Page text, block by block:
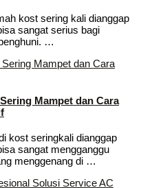
kost sering kali dianggap
sangat serius bagi
…
Mampet dan Cara
kost seringkali dianggap
sangat mengganggu
menggenang di …